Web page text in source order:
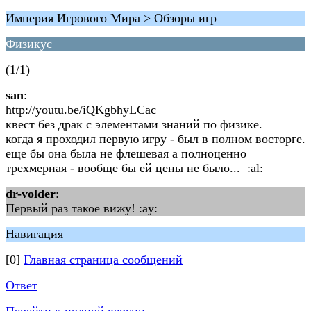
Империя Игрового Мира > Обзоры игр
Физикус
(1/1)
san:
http://youtu.be/iQKgbhyLCac
квест без драк с элементами знаний по физике.
когда я проходил первую игру - был в полном восторге.
еще бы она была не флешевая а полноценно
трехмерная - вообще бы ей цены не было... :al:
dr-volder:
Первый раз такое вижу! :ay:
Навигация
[0] Главная страница сообщений
Ответ